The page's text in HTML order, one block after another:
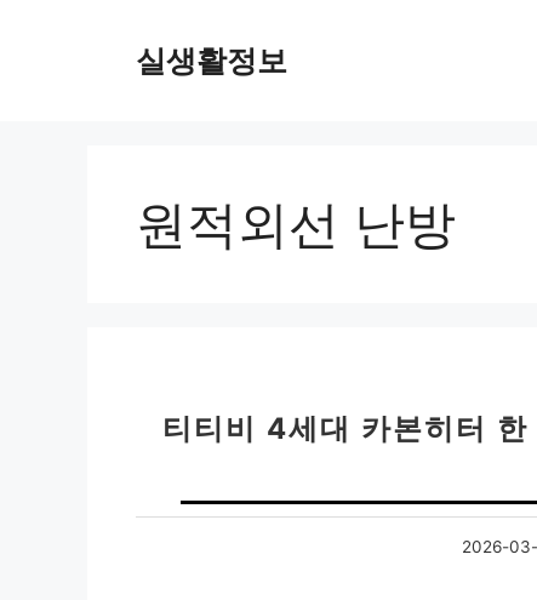
실생활정보
원적외선 난방
티티비 4세대 카본히터
2026-